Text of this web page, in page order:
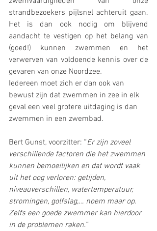
strandbezoekers pijlsnel achteruit gaan.
Het is dan ook nodig om blijvend
aandacht te vestigen op het belang van
(goed!) kunnen zwemmen en het
verwerven van voldoende kennis over de
gevaren van onze Noordzee.
Iedereen moet zich er dan ook van
bewust zijn dat zwemmen in zee in elk
geval een veel grotere uitdaging is dan
zwemmen in een zwembad.
Bert Gunst, voorzitter: “Er zijn zoveel
verschillende factoren die het zwemmen
kunnen bemoeilijken en dat wordt vaak
uit het oog verloren: getijden,
niveauverschillen, watertemperatuur,
stromingen, golfslag,… noem maar op.
Zelfs een goede zwemmer kan hierdoor
in de problemen raken.”